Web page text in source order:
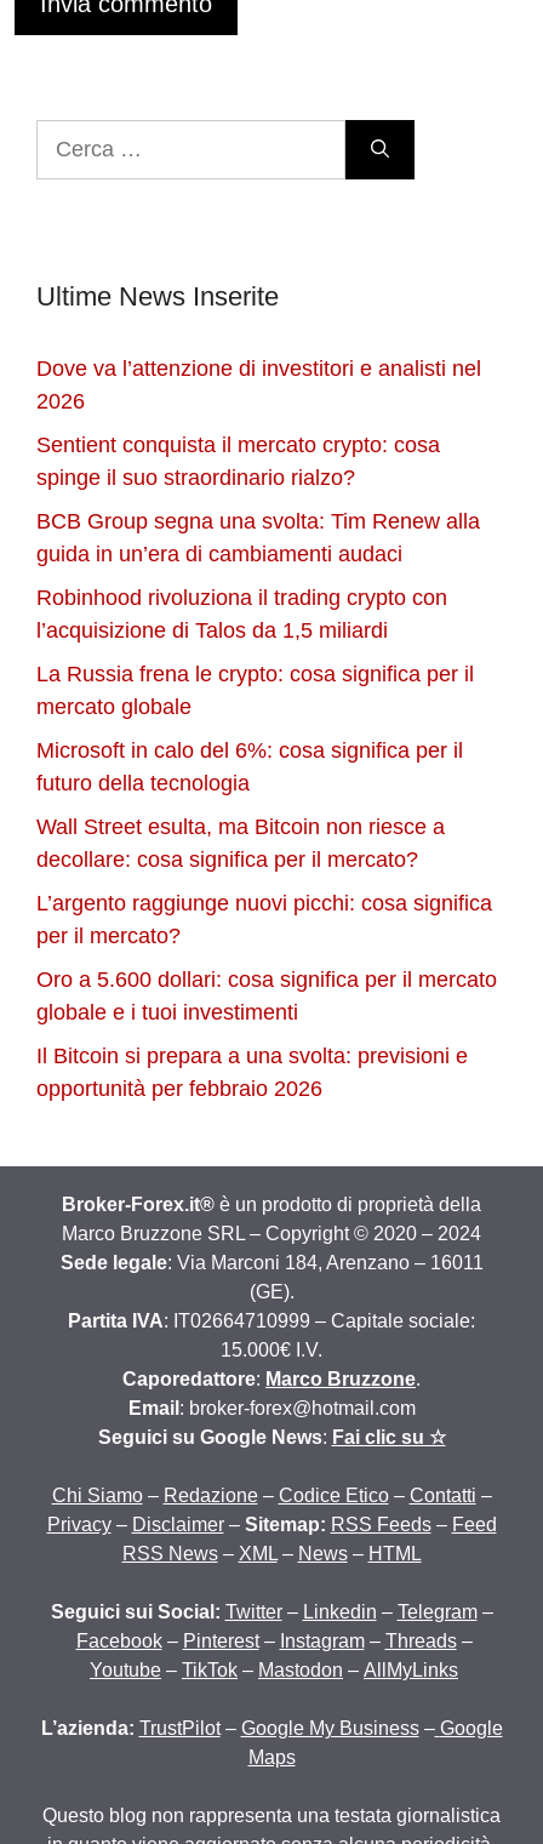
Ultime News Inserite
Dove va l’attenzione di investitori e analisti nel
2026
Sentient conquista il mercato crypto: cosa
spinge il suo straordinario rialzo?
BCB Group segna una svolta: Tim Renew alla
guida in un’era di cambiamenti audaci
Robinhood rivoluziona il trading crypto con
l’acquisizione di Talos da 1,5 miliardi
La Russia frena le crypto: cosa significa per il
mercato globale
Microsoft in calo del 6%: cosa significa per il
futuro della tecnologia
Wall Street esulta, ma Bitcoin non riesce a
decollare: cosa significa per il mercato?
L’argento raggiunge nuovi picchi: cosa significa
per il mercato?
Oro a 5.600 dollari: cosa significa per il mercato
globale e i tuoi investimenti
Il Bitcoin si prepara a una svolta: previsioni e
opportunità per febbraio 2026
Broker-Forex.it® è un prodotto di proprietà della
Marco Bruzzone SRL – Copyright © 2020 – 2024
Sede legale: Via Marconi 184, Arenzano – 16011
(GE).
Partita IVA: IT02664710999 – Capitale sociale:
15.000€ I.V.
Caporedattore: Marco Bruzzone.
Email : broker-forex@hotmail.com
Seguici su Google News: Fai clic su ☆
Chi Siamo– Redazione– Codice Etico– Contatti –
Privacy– Disclaimer– Sitemap: RSS Feeds– Feed
RSS News– XML– News– HTML
Seguici sui Social: Twitter– Linkedin – Telegram–
Facebook– Pinterest– Instagram– Threads–
Youtube – TikTok – Mastodon – AllMyLinks
L’azienda: TrustPilot– Google My Business– Google
Maps
Questo blog non rappresenta una testata giornalistica